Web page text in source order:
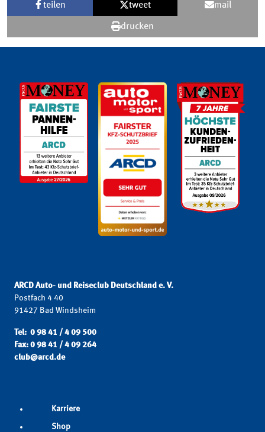
teilen tweet mail
drucken
ARCD Auto- und Reiseclub Deutschland e. V.
Postfach 4 40
91427 Bad Windsheim
Tel: 0 98 41 / 4 09 500
Fax: 0 98 41 / 4 09 264
club@arcd.de
Karriere
Shop